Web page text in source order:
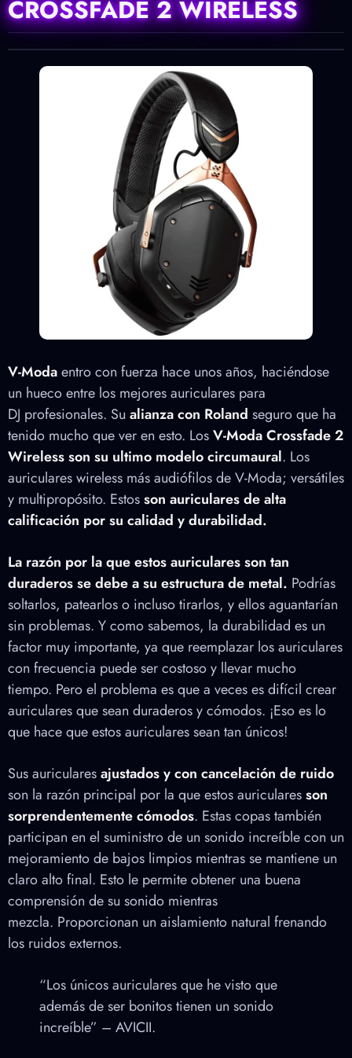
CROSSFADE 2 WIRELESS
V-Modaentro con fuerza hace unos años, haciéndose
un hueco entre los mejores auriculares para
DJ profesionales. Su alianza con Roland seguro que ha
tenido mucho que ver en esto. LosV-Moda Crossfade 2
Wireless son su ultimo modelo circumaural. Los
auriculares wireless más audiófilos de V-Moda; versátiles
y multipropósito. Estosson auriculares de alta
calificación por su calidad y durabilidad.
La razón por la que estos auriculares son tan
duraderos se debe a su estructura de metal. Podrías
soltarlos, patearlos o incluso tirarlos, y ellos aguantarían
sin problemas. Y como sabemos, la durabilidad es un
factor muy importante, ya que reemplazar los auriculares
con frecuencia puede ser costoso y llevar mucho
tiempo. Pero el problema es que a veces es difícil crear
auriculares que sean duraderos y cómodos. ¡Eso es lo
que hace que estos auriculares sean tan únicos!
Sus auricularesajustados y con cancelación de ruido
son la razón principal por la que estos auricularesson
sorprendentemente cómodos. Estas copas también
participan en el suministro de un sonido increíble con un
mejoramiento de bajos limpios mientras se mantiene un
claro alto final. Esto le permite obtener una buena
comprensión de su sonido mientras
mezcla. Proporcionan un aislamiento natural frenando
los ruidos externos.
“Los únicos auriculares que he visto que
además de ser bonitos tienen un sonido
increíble” – AVICII.